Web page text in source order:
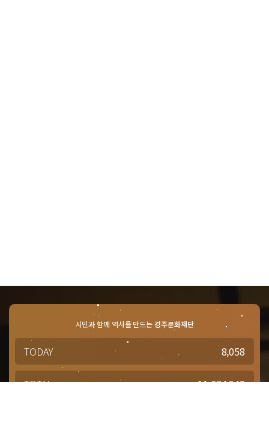
시민과 함께 역사를 만드는경주문화재단
TODAY 8,058
TOTAL 11,674,342